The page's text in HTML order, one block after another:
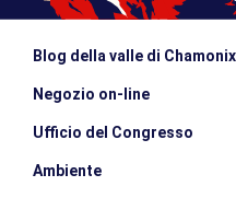
Blog della valle di Chamonix
Negozio on-line
Ufficio del Congresso
Ambiente